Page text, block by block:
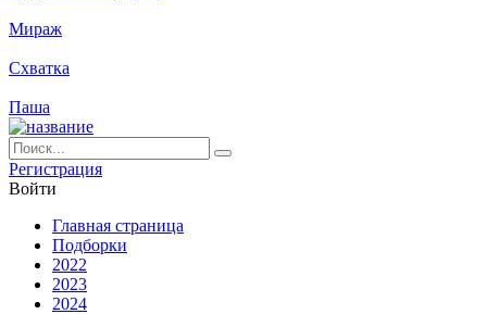
Мираж
Схватка
Паша
Ре­ги­ст­ра­ция
Вой­ти
Глав­ная стра­ни­ца
Подборки
2022
2023
2024